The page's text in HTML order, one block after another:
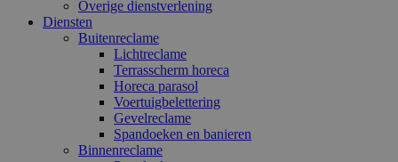
Overige dienstverlening
Diensten
Buitenreclame
Lichtreclame
Terrasscherm horeca
Horeca parasol
Voertuigbelettering
Gevelreclame
Spandoeken en banieren
Binnenreclame